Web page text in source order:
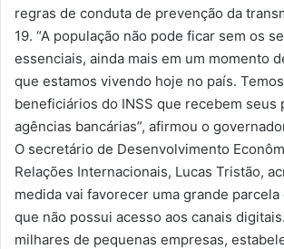
regras de conduta de prevenção da
19. “A população não pode ficar sem os
essenciais, ainda mais em um momento
que estamos vivendo hoje no país.
beneficiários do INSS que recebem seus
agências bancárias”, afirmou o
O secretário de Desenvolvimento
Relações Internacionais, Lucas Tristão,
medida vai favorecer uma grande parcela
que não possui acesso aos canais
milhares de pequenas empresas,